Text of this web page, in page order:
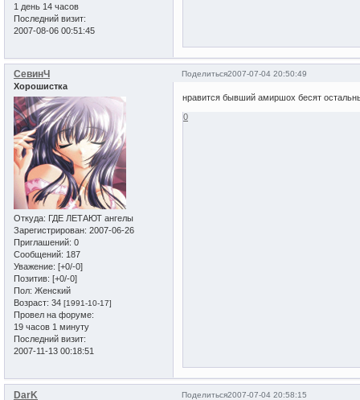
1 день 14 часов
Последний визит:
2007-08-06 00:51:45
Поделиться2007-07-04 20:50:49
СевинЧ
Хорошистка
Откуда: ГДЕ ЛЕТАЮТ ангелы
Зарегистрирован: 2007-06-26
Приглашений: 0
Сообщений: 187
Уважение: [+0/-0]
Позитив: [+0/-0]
Пол: Женский
Возраст: 34 [1991-10-17]
Провел на форуме:
19 часов 1 минуту
Последний визит:
2007-11-13 00:18:51
нравится бывший амиршох бесят
0
Поделиться2007-07-04 20:58:15
DarK